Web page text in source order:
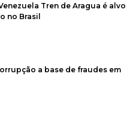
Tren de Aragua é alvo
no Brasil
a base de fraudes em